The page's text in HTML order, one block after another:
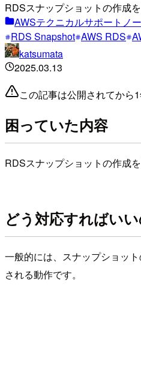
RDSスナップショットの作成
AWSテクニカルサポートノ
RDS Snapshot AWS RDS
katsumata
2025.03.13
この記事は公開されてから
困っていた内容
RDSスナップショットの作成
どう対応すればいい
一般的には、スナップショッ
される動作です。